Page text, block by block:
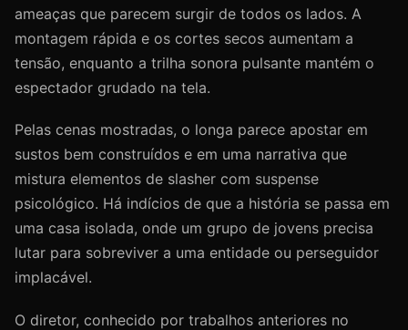
ameaças que parecem surgir de todos os lados. A
montagem rápida e os cortes secos aumentam a
tensão, enquanto a trilha sonora pulsante mantém o
espectador grudado na tela.
Pelas cenas mostradas, o longa parece apostar em
sustos bem construídos e em uma narrativa que
mistura elementos de slasher com suspense
psicológico. Há indícios de que a história se passa em
uma casa isolada, onde um grupo de jovens precisa
lutar para sobreviver a uma entidade ou perseguidor
implacável.
O diretor, conhecido por trabalhos anteriores no